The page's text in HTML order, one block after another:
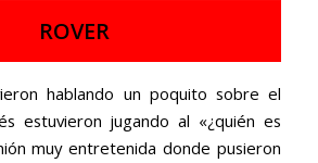
ROVER
hablando un poquito sobre el
estuvieron jugando al «¿quién es
muy entretenida donde pusieron